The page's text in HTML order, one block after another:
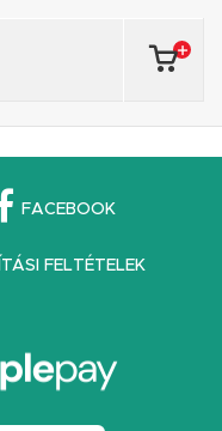
FACEBOOK
FELTÉTELEK